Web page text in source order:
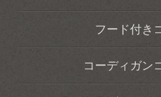
フード付き
コーディガン